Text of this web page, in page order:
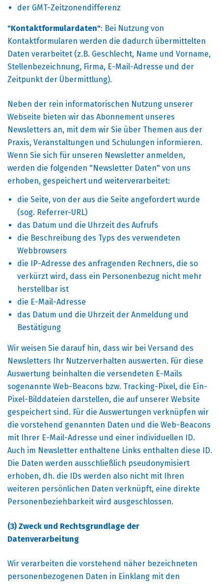
der GMT-Zeitzonendifferenz
"Kontaktformulardaten": Bei Nutzung von
Kontaktformularen werden die dadurch übermittelten
Daten verarbeitet (z.B. Geschlecht, Name und Vorname,
Stellenbezeichnung, Firma, E-Mail-Adresse und der
Zeitpunkt der Übermittlung).
Neben der rein informatorischen Nutzung unserer
Webseite bieten wir das Abonnement unseres
Newsletters an, mit dem wir Sie über Themen aus der
Praxis, Veranstaltungen und Schulungen informieren.
Wenn Sie sich für unseren Newsletter anmelden,
werden die folgenden "Newsletter Daten" von uns
erhoben, gespeichert und weiterverarbeitet:
die Seite, von der aus die Seite angefordert wurde
(sog. Referrer-URL)
das Datum und die Uhrzeit des Aufrufs
die Beschreibung des Typs des verwendeten
Webbrowsers
die IP-Adresse des anfragenden Rechners, die so
verkürzt wird, dass ein Personenbezug nicht mehr
herstellbar ist
die E-Mail-Adresse
das Datum und die Uhrzeit der Anmeldung und
Bestätigung
Wir weisen Sie darauf hin, dass wir bei Versand des
Newsletters Ihr Nutzerverhalten auswerten. Für diese
Auswertung beinhalten die versendeten E-Mails
sogenannte Web-Beacons bzw. Tracking-Pixel, die Ein-
Pixel-Bilddateien darstellen, die auf unserer Website
gespeichert sind. Für die Auswertungen verknüpfen wir
die vorstehend genannten Daten und die Web-Beacons
mit Ihrer E-Mail-Adresse und einer individuellen ID.
Auch im Newsletter enthaltene Links enthalten diese ID.
Die Daten werden ausschließlich pseudonymisiert
erhoben, dh. die IDs werden also nicht mit Ihren
weiteren persönlichen Daten verknüpft, eine direkte
Personenbeziehbarkeit wird ausgeschlossen.
(3) Zweck und Rechtsgrundlage der
Datenverarbeitung
Wir verarbeiten die vorstehend näher bezeichneten
personenbezogenen Daten in Einklang mit den